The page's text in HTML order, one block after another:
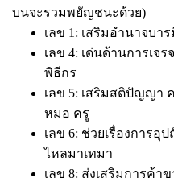
บนจะรวมพยัญชนะด้วย)
เลข 1: เสริมอำนาจบา
เลข 4: เด่นด้านการเจ
พิธีกร
เลข 5: เสริมสติปัญญา
หมอ ครู
เลข 6: ช่วยเรื่องการอุ
ไหลมาเทมา
เลข 8: ส่งเสริมการค้า